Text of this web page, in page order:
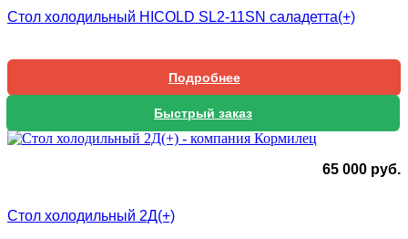
Стол холодильный HICOLD SL2-11SN саладетта(+)
Подробнее
Быстрый заказ
65 000 руб.
Стол холодильный 2Д(+)